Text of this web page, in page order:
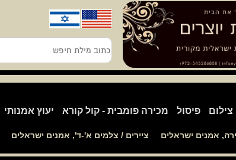
אמנים ישראלים ציירים / צלמים א'-ד', אמנים ישראלים
צילום פיסול מכירה פומבית - קול קורא יעוץ אמנותי
כתוב
מילת
חיפש